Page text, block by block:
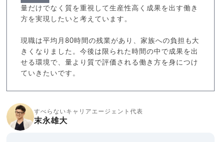
量だけでなく質を重視して生産性高く成果を出す働き
方を実現したいと考えています。
現職は平均月80時間の残業があり、家族への負担も大
きくなりました。今後は限られた時間の中で成果を出
せる環境で、量より質で評価される働き方を身につけ
ていきたいです。
すべらないキャリアエージェント代表
末永雄大